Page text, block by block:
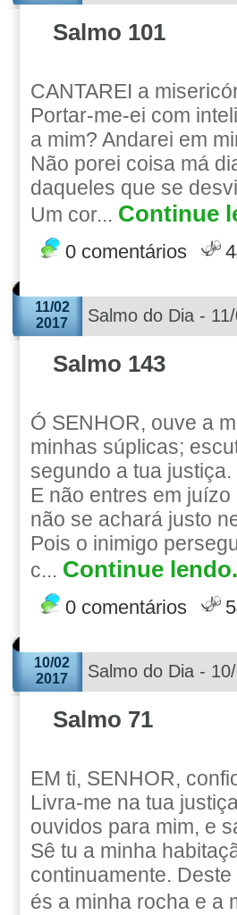
Salmo 101
CANTAREI a
Portar-me-ei com
a mim? Andarei em
Não porei coisa má
daqueles que se
Um cor... Continue
0 comentários
11/02
2017
Salmo do Dia -
Salmo 143
Ó SENHOR, ouve a
minhas súplicas;
segundo a tua justiça.
E não entres em
não se achará justo
Pois o inimigo
c... Continue
0 comentários
10/02
2017
Salmo do Dia -
Salmo 71
EM ti, SENHOR,
Livra-me na tua
ouvidos para mim, e
Sê tu a minha
continuamente.
és a minha rocha e a